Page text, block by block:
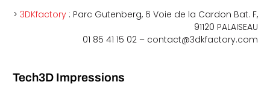
> 3DKfactory: Parc Gutenberg, 6 Voie de la Cardon Bat. F,
91120 PALAISEAU
01 85 41 15 02 – contact@3dkfactory.com
Tech3D Impressions